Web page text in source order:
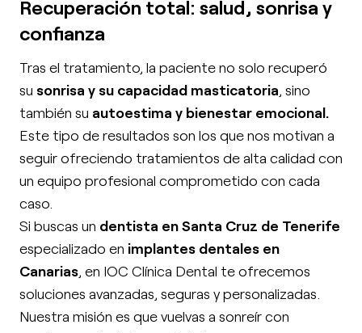
Recuperación total: salud, sonrisa y
confianza
Tras el tratamiento, la paciente no solo recuperó
su sonrisa y su capacidad masticatoria, sino
también su autoestima y bienestar emocional.
Este tipo de resultados son los que nos motivan a
seguir ofreciendo tratamientos de alta calidad con
un equipo profesional comprometido con cada
caso.
Si buscas un dentista en Santa Cruz de Tenerife
especializado en implantes dentales en
Canarias, en IOC Clínica Dental te ofrecemos
soluciones avanzadas, seguras y personalizadas.
Nuestra misión es que vuelvas a sonreír con